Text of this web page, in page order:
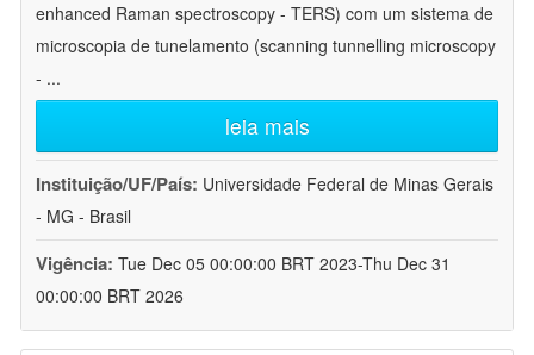
enhanced Raman spectroscopy - TERS) com um sistema de
microscopia de tunelamento (scanning tunnelling microscopy
- ...
leia mais
Instituição/UF/País: Universidade Federal de Minas Gerais
- MG - Brasil
Vigência: Tue Dec 05 00:00:00 BRT 2023-Thu Dec 31
00:00:00 BRT 2026